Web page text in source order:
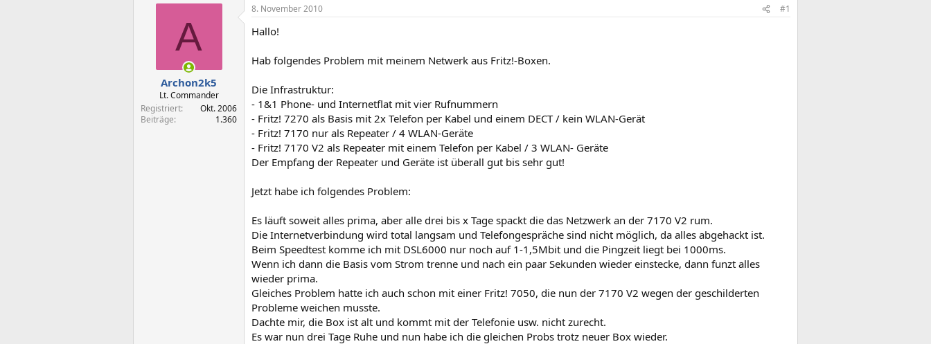
s
t
a
m
A
Archon2k5
Lt. Commander
Registriert
Okt. 2006
Beiträge
1.360
8. November 2010 #1
Hallo!
Hab folgendes Problem mit meinem Netwerk aus Fritz!-Boxen.
Die Infrastruktur:
- 1&1 Phone- und Internetflat mit vier Rufnummern
- Fritz! 7270 als Basis mit 2x Telefon per Kabel und einem DECT / kein WLAN-Gerät
- Fritz! 7170 nur als Repeater / 4 WLAN-Geräte
- Fritz! 7170 V2 als Repeater mit einem Telefon per Kabel / 3 WLAN- Geräte
Der Empfang der Repeater und Geräte ist überall gut bis sehr gut!
Jetzt habe ich folgendes Problem:
Es läuft soweit alles prima, aber alle drei bis x Tage spackt die das Netzwerk an der 7170 V2 rum.
Die Internetverbindung wird total langsam und Telefongespräche sind nicht möglich, da alles abgehackt ist.
Beim Speedtest komme ich mit DSL6000 nur noch auf 1-1,5Mbit und die Pingzeit liegt bei 1000ms.
Wenn ich dann die Basis vom Strom trenne und nach ein paar Sekunden wieder einstecke, dann funzt alles
wieder prima.
Gleiches Problem hatte ich auch schon mit einer Fritz! 7050, die nun der 7170 V2 wegen der geschilderten
Probleme weichen musste.
Dachte mir, die Box ist alt und kommt mit der Telefonie usw. nicht zurecht.
Es war nun drei Tage Ruhe und nun habe ich die gleichen Probs trotz neuer Box wieder.